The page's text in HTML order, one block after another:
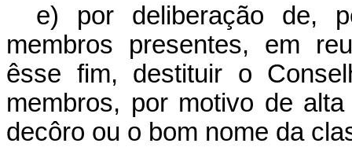
e) por deliberação de,
membros presentes, em
êsse fim, destituir o
membros, por motivo de
decôro ou o bom nome da